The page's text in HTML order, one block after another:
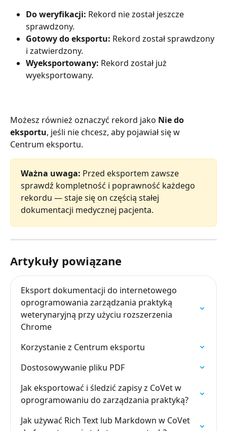
Do weryfikacji: Rekord nie został jeszcze
sprawdzony.
Gotowy do eksportu: Rekord został sprawdzony
i zatwierdzony.
Wyeksportowany: Rekord został już
wyeksportowany.
Możesz również oznaczyć rekord jako Nie do
eksportu, jeśli nie chcesz, aby pojawiał się w
Centrum eksportu.
Ważna uwaga: Przed eksportem zawsze
sprawdź kompletność i poprawność każdego
rekordu — staje się on częścią stałej
dokumentacji medycznej pacjenta.
Artykuły powiązane
Eksport dokumentacji do internetowego
oprogramowania zarządzania praktyką
weterynaryjną przy użyciu rozszerzenia
Chrome
Korzystanie z Centrum eksportu
Dostosowywanie pliku PDF
Jak eksportować i śledzić zapisy z CoVet w
oprogramowaniu do zarządzania praktyką?
Jak używać Rich Text lub Markdown w CoVet